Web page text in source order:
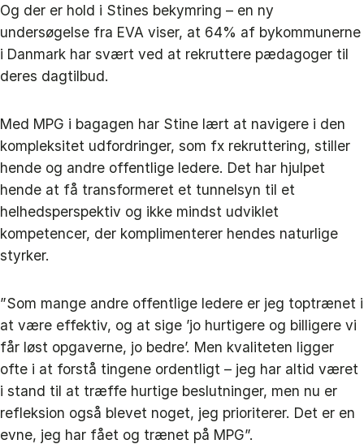
Og der er hold i Stines bekymring – en ny
undersøgelse fra EVA viser, at 64% af bykommunerne
i Danmark har svært ved at rekruttere pædagoger til
deres dagtilbud.
Med MPG i bagagen har Stine lært at navigere i den
kompleksitet udfordringer, som fx rekruttering, stiller
hende og andre offentlige ledere. Det har hjulpet
hende at få transformeret et tunnelsyn til et
helhedsperspektiv og ikke mindst udviklet
kompetencer, der komplimenterer hendes naturlige
styrker.
”Som mange andre offentlige ledere er jeg toptrænet i
at være effektiv, og at sige ’jo hurtigere og billigere vi
får løst opgaverne, jo bedre’. Men kvaliteten ligger
ofte i at forstå tingene ordentligt – jeg har altid været
i stand til at træffe hurtige beslutninger, men nu er
refleksion også blevet noget, jeg prioriterer. Det er en
evne, jeg har fået og trænet på MPG”.